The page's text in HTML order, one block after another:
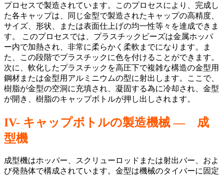
プロセスで製造されています。このプロセスにより、完成し
た各キャップは、同じ金型で製造されたキャップの高精度、
サイズ、形状、または表面仕上げの均一性等々を達成できま
す。 このプロセスでは、プラスチックビーズは金属ホッパ
ー内で加熱され、非常に柔らかく柔軟までになります。ま
た、この段階でプラスチックに色を付けることができます。
次に、軟化したプラスチックを高圧下で複雑な構造の金型用
鋼材または金型用アルミニウムの型に射出します。ここで、
樹脂が金型の空洞に充填され、凝固する為に冷却され、金型
が開き、樹脂のキャップボトルが押し出しされます。
IV- キャップボトルの製造機械 ― 成
型機
成型機はホッパー、スクリューロッドまたは射出バー、およ
び発熱体で構成されています。金型は機械のタイバーに固定